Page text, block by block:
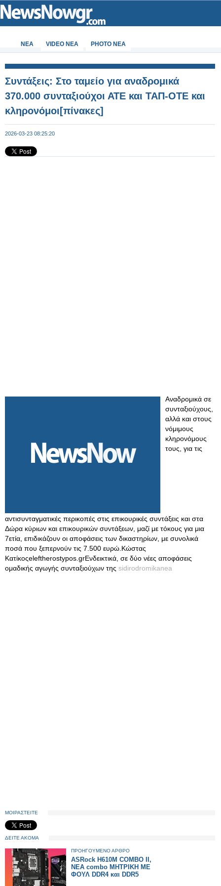
ΝΕΑ VIDEO NEA PHOTO NEA
Συντάξεις: Στο ταμείο για αναδρομικά
370.000 συνταξιούχοι ΑΤΕ και ΤΑΠ-ΟΤΕ και
κληρονόμοι[πίνακες]
2026-03-23 08:25:20
Αναδρομικά σε
συνταξιούχους,
αλλά και στους
νόμιμους
κληρονόμους
τους, για τις
αντισυνταγματικές περικοπές στις επικουρικές συντάξεις και στα
Δώρα κύριων και επικουρικών συντάξεων, μαζί με τόκους για μια
7ετία, επιδικάζουν οι αποφάσεις των δικαστηρίων, με συνολικά
ποσά που ξεπερνούν τις 7.500 ευρώ.Κώστας
Κατίκοςeleftherostypos.grΕνδεικτικά, σε δύο νέες αποφάσεις
ομαδικής αγωγής συνταξιούχων της sidirodromikanea
ΜΟΙΡΑΣΤΕΙΤΕ
ΔΕΙΤΕ ΑΚΟΜΑ
ΠΡΟΗΓΟΥΜΕΝΟ ΑΡΘΡΟ
ASRock H610M COMBO II,
ΝΕΑ combo ΜΗΤΡΙΚΗ ΜΕ
ΦΟΥΛ DDR4 και DDR5